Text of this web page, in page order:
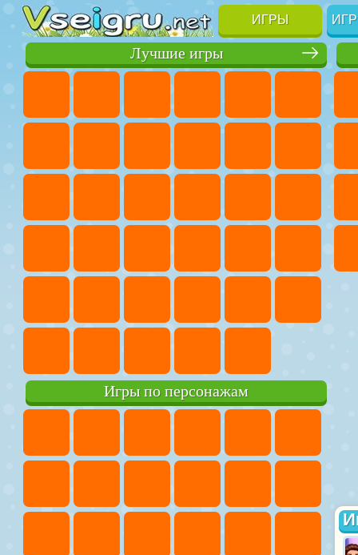
ИГРЫ
Лучшие игры
Игры по персонажам